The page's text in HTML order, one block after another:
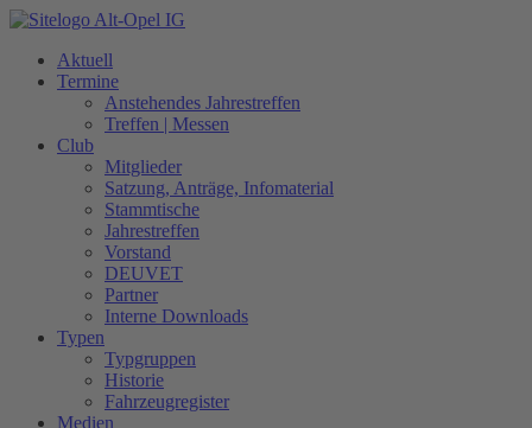
Zum
springenAktuell
Termine
Anstehendes Jahrestreffen
Treffen | Messen
Club
Mitglieder
Satzung, Anträge, Infomaterial
Stammtische
Jahrestreffen
Vorstand
DEUVET
Partner
Interne Downloads
Typen
Typgruppen
Historie
Fahrzeugregister
Medien